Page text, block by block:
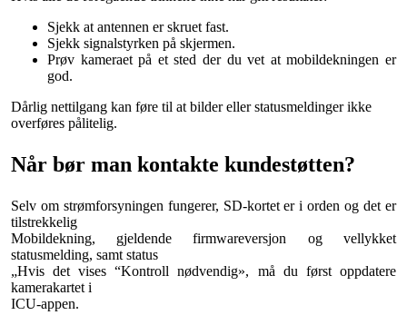
Sjekk at antennen er skruet fast.
Sjekk signalstyrken på skjermen.
Prøv kameraet på et sted der du vet at mobildekningen er
god.
Dårlig nettilgang kan føre til at bilder eller statusmeldinger ikke
overføres pålitelig.
Når bør man kontakte kundestøtten?
Selv om strømforsyningen fungerer, SD-kortet er i orden og det er
tilstrekkelig
Mobildekning, gjeldende firmwareversjon og vellykket
statusmelding, samt status
„Hvis det vises “Kontroll nødvendig», må du først oppdatere
kamerakartet i
ICU-appen.